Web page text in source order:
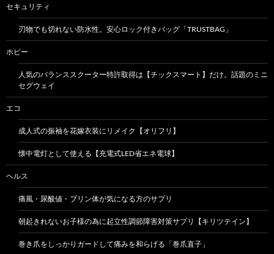
セキュリティ
刃物でも切れない防水性。安心ロック付きバッグ「TRUSTBAG」
ホビー
人気のバランススクーター特許取得は【チックスマート】だけ。話題のミニ
セグウェイ
エコ
成人式の振袖を花嫁衣装にリメイク【オリフリ】
懐中電灯として使える【充電式LED省エネ電球】
ヘルス
痛風・尿酸値・プリン体が気になる方のサプリ
朝起きれないお子様の為に起立性調節障害対策サプリ【キリツテイン】
巻き爪をしっかりガードして痛みを和らげる「巻爪直子」